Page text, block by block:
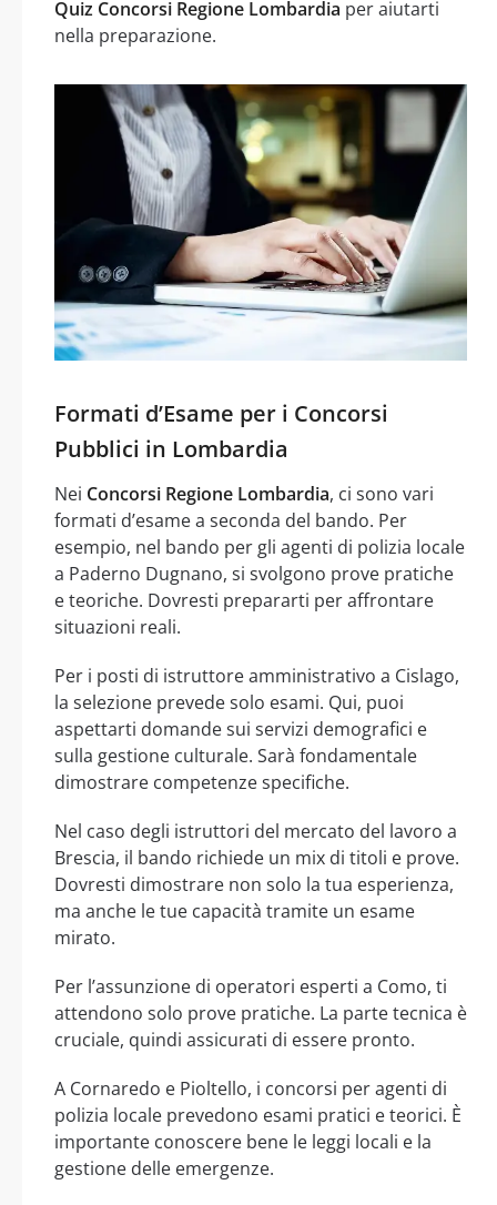
Quiz Concorsi Regione Lombardia per aiutarti
nella preparazione.
Formati d’Esame per i Concorsi
Pubblici in Lombardia
Nei Concorsi Regione Lombardia, ci sono vari
formati d’esame a seconda del bando. Per
esempio, nel bando per gli agenti di polizia locale
a Paderno Dugnano, si svolgono prove pratiche
e teoriche. Dovresti prepararti per affrontare
situazioni reali.
Per i posti di istruttore amministrativo a Cislago,
la selezione prevede solo esami. Qui, puoi
aspettarti domande sui servizi demografici e
sulla gestione culturale. Sarà fondamentale
dimostrare competenze specifiche.
Nel caso degli istruttori del mercato del lavoro a
Brescia, il bando richiede un mix di titoli e prove.
Dovresti dimostrare non solo la tua esperienza,
ma anche le tue capacità tramite un esame
mirato.
Per l’assunzione di operatori esperti a Como, ti
attendono solo prove pratiche. La parte tecnica è
cruciale, quindi assicurati di essere pronto.
A Cornaredo e Pioltello, i concorsi per agenti di
polizia locale prevedono esami pratici e teorici. È
importante conoscere bene le leggi locali e la
gestione delle emergenze.